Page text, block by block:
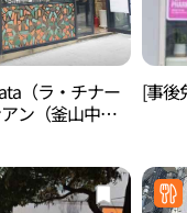
（ラ・チナー
ン（釜山中
[事後